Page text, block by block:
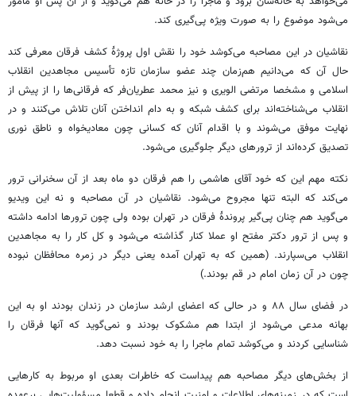
می‌شود موضوع را به صورت ویژه پی‌گیری کند.
نقاشیان در این مصاحبه می‌کوشد خود را نقش اول پروژۀ کشف فرقان معرفی کند
حال آن که می‌دانیم هم‌زمان چند عضو سازمان تازه تأسیس مجاهدین انقلاب
اسلامی و مشخصا مرتضی الویری و نیز محمد عطریان‌فر که فرقانی‌ها را از پیش از
انقلاب می‌شناخته‌اند برای کشف شبکه و به دام انداختن آنان تلاش می‌کنند و در
نهایت موفق می‌شوند و با اقدام آنان که کسانی چون معادیخواه و ناطق نوری
تصدیق کرده‌اند از ترورهای دیگر جلوگیری می‌شود.
نکته مهم این که خود آقای هاشمی را هم فرقان دو ماه بعد از آن سخنرانی ترور
می‌کند که البته تنها مجروح می‌شود. نقاشیان در آن مصاحبه و نه این ویدیو
می‌گوید هم چنان پی‌گیر پروندۀ فرقان در تهران بوده ولی چون ترورها ادامه داشته
و پس از ترور دکتر مفتح او عملا کنار گذاشته می‌شود و کل کار را به مجاهدین
انقلاب می‌سپارند. (‌همین که به تهران آمده یعنی دیگر در زمره محافظان نبوده
چون در آن زمان امام در قم بودند.)
در فضای سال ۸۸ و در حالی که اعضای ارشد سازمان در زندان بودند او به این
بهانه مدعی می‌شود از ابتدا هم مشکوک بودند و نمی‌گوید که آنها فرقان را
شناسایی کردند و می‌کوشد تمام ماجرا را به خود نسبت دهد.
از بخش‌های دیگر مصاحبه هم پیداست که خاطرات بعدی او مربوط به کارهایی